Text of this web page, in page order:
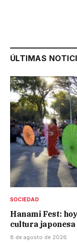
ÚLTIMAS
SOCIEDAD
Hanami Fest:
cultura japonesa
8 de agosto de 2026